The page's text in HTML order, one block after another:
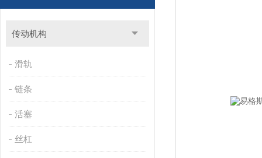
传动机构
滑轨
链条
活塞
丝杠